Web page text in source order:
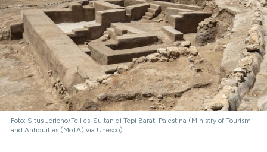
Foto: Situs Jericho/Tell es-Sultan di Tepi Barat, Palestina (Ministry of Tourism
and Antiquities (MoTA) via Unesco)